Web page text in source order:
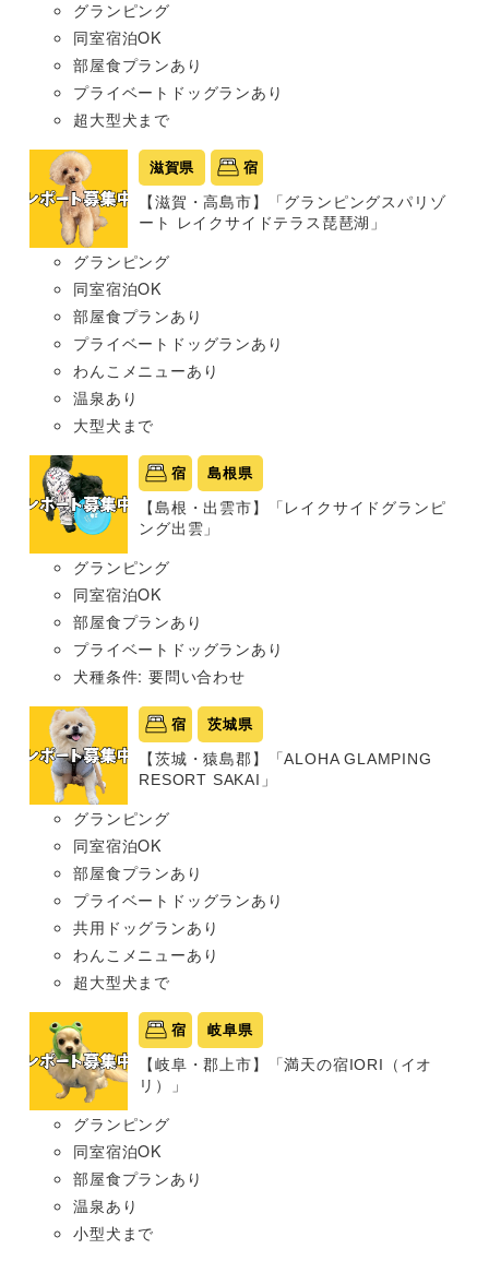
グランピング
同室宿泊OK
部屋食プランあり
プライベートドッグランあり
超大型犬まで
滋賀県 宿
【滋賀・高島市】「グランピングスパリゾ
ート レイクサイドテラス琵琶湖」
グランピング
同室宿泊OK
部屋食プランあり
プライベートドッグランあり
わんこメニューあり
温泉あり
大型犬まで
宿 島根県
【島根・出雲市】「レイクサイドグランピ
ング出雲」
グランピング
同室宿泊OK
部屋食プランあり
プライベートドッグランあり
犬種条件: 要問い合わせ
宿 茨城県
【茨城・猿島郡】「ALOHA GLAMPING
RESORT SAKAI」
グランピング
同室宿泊OK
部屋食プランあり
プライベートドッグランあり
共用ドッグランあり
わんこメニューあり
超大型犬まで
宿 岐阜県
【岐阜・郡上市】「満天の宿IORI（イオ
リ）」
グランピング
同室宿泊OK
部屋食プランあり
温泉あり
小型犬まで